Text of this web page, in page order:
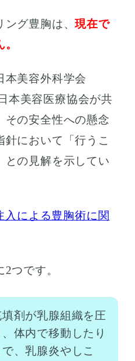
ング豊胸は、現在で
本美容外科学会
本美容医療協会が共
その安全性への懸念
において「行うこ
との見解を示してい
入による豊胸術に関
つです。
填剤が乳腺組織を圧
体内で移動したり
、乳腺炎やしこ